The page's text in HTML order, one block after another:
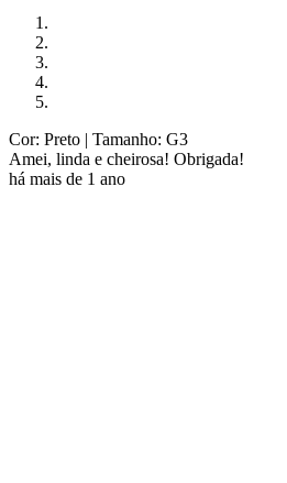
Cor: Preto | Tamanho: G3
Amei, linda e cheirosa! Obrigada!
há mais de 1 ano